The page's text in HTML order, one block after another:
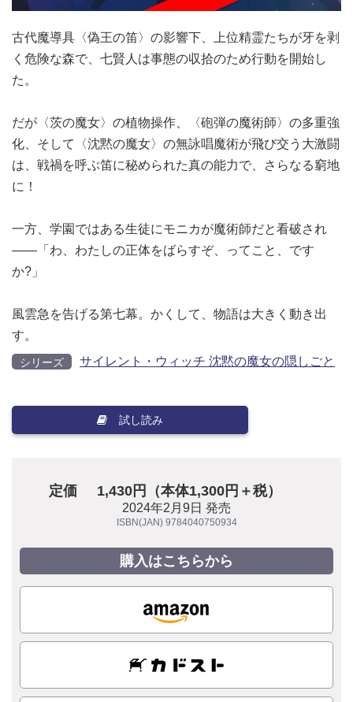
古代魔導具〈偽王の笛〉の影響下、上位精霊たちが牙を剥
く危険な森で、七賢人は事態の収拾のため行動を開始し
た。
だが〈茨の魔女〉の植物操作、〈砲弾の魔術師〉の多重強
化、そして〈沈黙の魔女〉の無詠唱魔術が飛び交う大激闘
は、戦禍を呼ぶ笛に秘められた真の能力で、さらなる窮地
に！
一方、学園ではある生徒にモニカが魔術師だと看破され
――「わ、わたしの正体をばらすぞ、ってこと、です
か?」
風雲急を告げる第七幕。かくして、物語は大きく動き出
す。
シリーズ サイレント・ウィッチ 沈黙の魔女の隠しごと
試し読み
定価 1,430円（本体1,300円＋税）
2024年2月9日 発売
ISBN(JAN) 9784040750934
購入はこちらから